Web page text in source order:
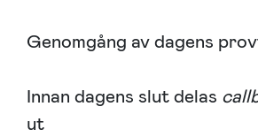
Genomgång av dagens
Innan dagens slut delas
ut